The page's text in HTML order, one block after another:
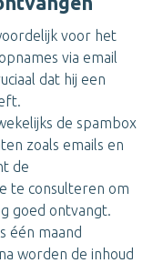
voor het
via email
dat hij een
de spambox
zoals emails en
de
te consulteren om
goed ontvangt.
één maand
worden de inhoud